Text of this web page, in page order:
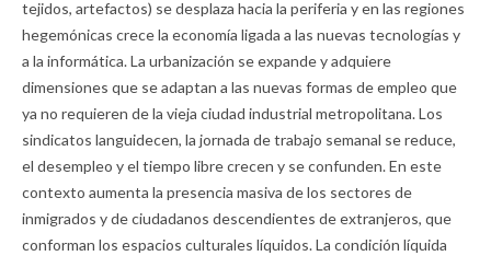
tejidos, artefactos) se desplaza hacia la periferia y en las regiones
hegemónicas crece la economía ligada a las nuevas tecnologías y
a la informática. La urbanización se expande y adquiere
dimensiones que se adaptan a las nuevas formas de empleo que
ya no requieren de la vieja ciudad industrial metropolitana. Los
sindicatos languidecen, la jornada de trabajo semanal se reduce,
el desempleo y el tiempo libre crecen y se confunden. En este
contexto aumenta la presencia masiva de los sectores de
inmigrados y de ciudadanos descendientes de extranjeros, que
conforman los espacios culturales líquidos. La condición líquida